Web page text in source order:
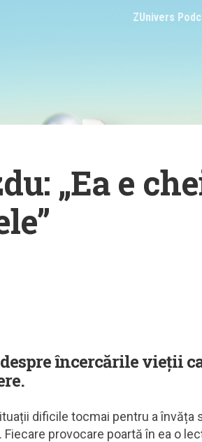
ZUnivers
„Ea e
încercările vieții
dificile tocmai pentru a învăța
provocare poartă în ea o